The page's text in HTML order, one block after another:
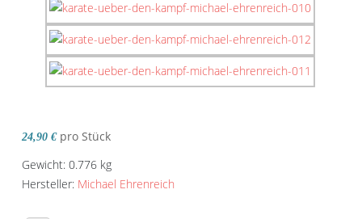
24,90 € pro Stück
Gewicht: 0.776 kg
Hersteller: Michael Ehrenreich